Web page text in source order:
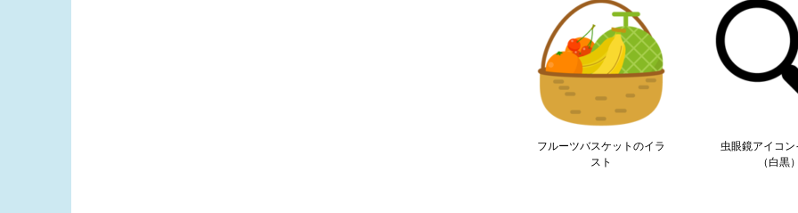
フルーツバスケットのイラ
スト
虫眼鏡アイコン
（白黒）